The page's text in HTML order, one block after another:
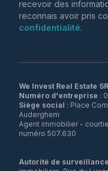
recevoir des
reconnais avoir pris
confidentialité.
We Invest Real Estate
Numéro d'entreprise
Siège social : Place
Auderghem
Agent immobilier -
numéro 507.630
Autorité de surveillance